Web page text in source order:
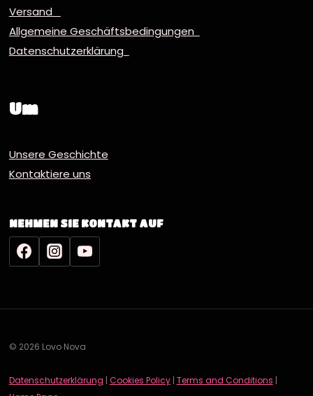
Versand
Allgemeine Geschäftsbedingungen
Datenschutzerklärung
Um
Unsere Geschichte
Kontaktiere uns
NEHMEN SIE KONTAKT AUF
© 2026 Lovo Nova
Datenschutzerklärung | Cookies Policy| Terms and Conditions |